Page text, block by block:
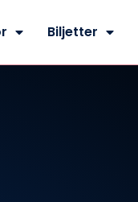
Biljetter